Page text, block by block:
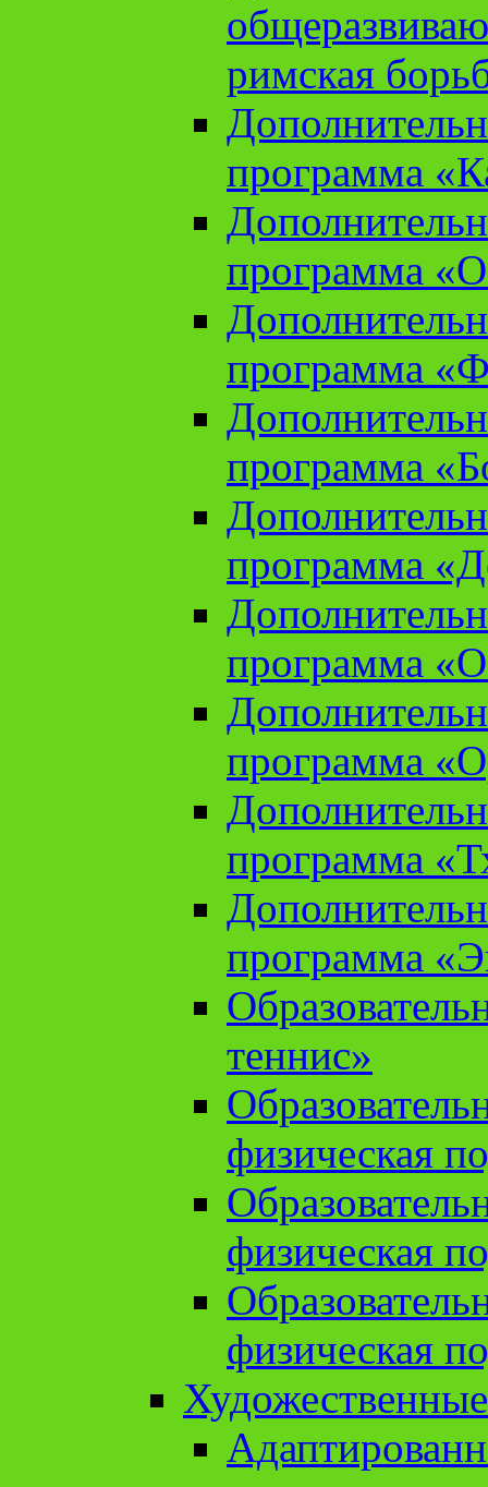
римская
программа
программа
программа
программа
программа
программа
программа
программа
программа
теннис»
физическая
физическая
физическая
Художественные